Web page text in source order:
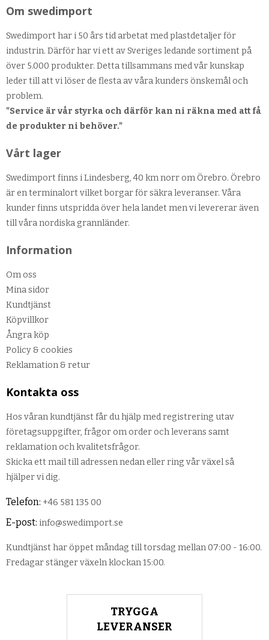
Om swedimport
Swedimport har i 50 års tid arbetat med plastdetaljer för
industrin. Därför har vi ett av Sveriges ledande sortiment på
över 5.000 produkter. Detta tillsammans med vår kunskap
leder till att vi löser de flesta av våra kunders önskemål och
problem.
"Service är vår styrka och därför kan ni räkna med att få
de produkter ni behöver."
Vårt lager
Swedimport finns i Lindesberg, 40 km norr om Örebro. Örebro
är en terminalort vilket borgar för säkra leveranser. Våra
kunder finns utspridda över hela landet men vi levererar även
till våra nordiska grannländer.
Information
Om oss
Mina sidor
Kundtjänst
Köpvillkor
Ångra köp
Policy & cookies
Reklamation & retur
Kontakta oss
Hos våran kundtjänst får du hjälp med registrering utav
företagsuppgifter, frågor om order och leverans samt
reklamation och kvalitetsfrågor.
Skicka ett mail till adressen nedan eller ring vår växel så
hjälper vi dig.
Telefon: +46 581 135 00
E-post: info@swedimport.se
Kundtjänst har öppet måndag till torsdag mellan 07:00 - 16:00.
Fredagar stänger växeln klockan 15:00.
TRYGGA
LEVERANSER